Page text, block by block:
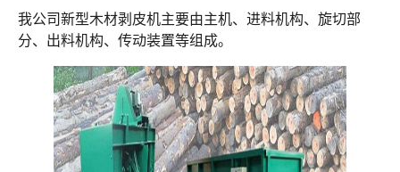
我公司新型木材剥皮机主要由主机、进料机构、旋切部
分、出料机构、传动装置等组成。